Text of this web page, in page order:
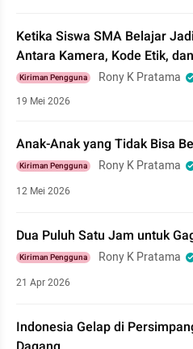
Ketika Siswa SMA Belajar
Antara Kamera, Kode Etik,
Kiriman Pengguna Rony K Pratama
19 Mei 2026
Anak-Anak yang Tidak Bisa
Kiriman Pengguna Rony K Pratama
12 Mei 2026
Dua Puluh Satu Jam untuk
Kiriman Pengguna Rony K Pratama
21 Apr 2026
Indonesia Gelap di